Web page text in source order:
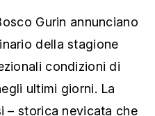
Gurin annunciano
della stagione
condizioni di
ultimi giorni. La
– storica nevicata che